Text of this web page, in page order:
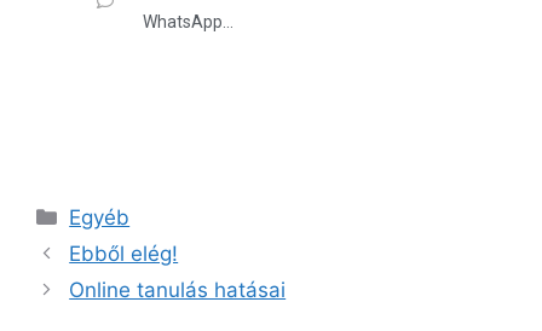
WhatsApp...
Egyéb
Ebből elég!
Online tanulás hatásai